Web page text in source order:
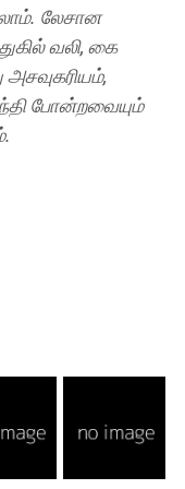
லேசான
வலி, கை
போன்றவையும்